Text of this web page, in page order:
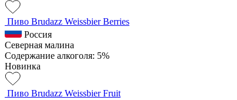
Пиво Brudazz Weissbier Berries
Россия
Северная малина
Содержание алкоголя: 5%
Новинка
Пиво Brudazz Weissbier Fruit